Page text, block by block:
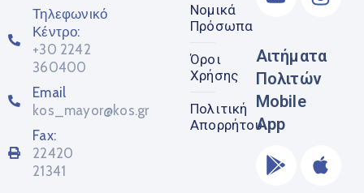
Τηλεφωνικό
Κέντρο:
+30 2242
360400
Email
kos_mayor@kos.gr
Fax:
22420
21341
Νομικά
Πρόσωπα
Όροι
Χρήσης
Πολιτική
Απορρήτου
Αιτήματα
Πολιτών
Mobile
App